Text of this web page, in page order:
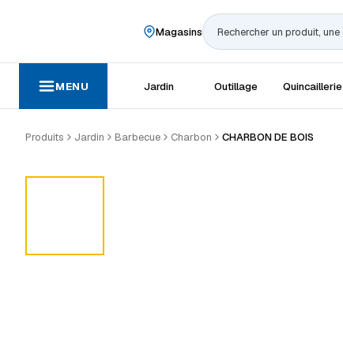
Magasins Rechercher
MENU Jardin Outillage Quincaillerie
Produits Jardin Barbecue Charbon CHARBON DE BOIS